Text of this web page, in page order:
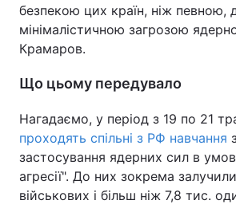
безпекою цих країн, ніж певною,
мінімалістичною загрозою
Крамаров.
Що цьому передувало
Нагадаємо, у період з 19 по 21
проходять спільні з РФ навчання
застосування ядерних сил в
агресії". До них зокрема
військових і більш ніж 7,8 тис.